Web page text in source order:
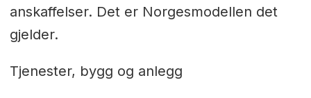
anskaffelser. Det er Norgesmodellen det
gjelder.
Tjenester, bygg og anlegg